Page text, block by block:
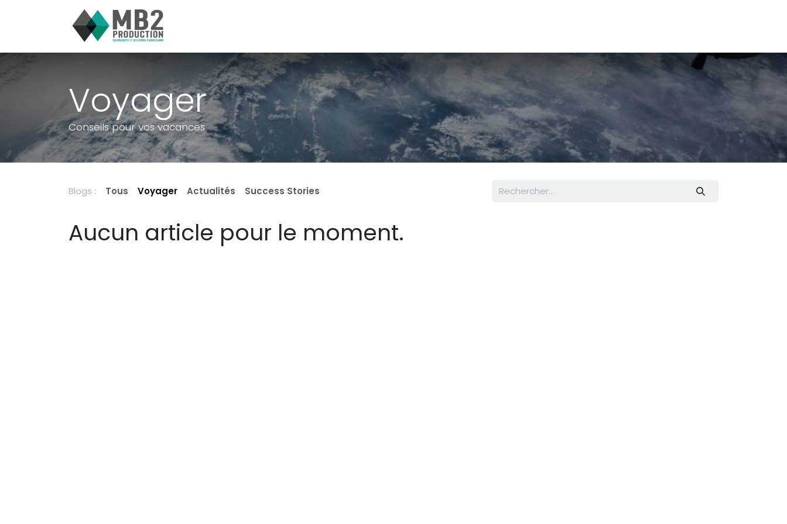
Voyager
Conseils pour vos vacances
Blogs : Tous Voyager Actualités Success Stories
Aucun article pour le moment.